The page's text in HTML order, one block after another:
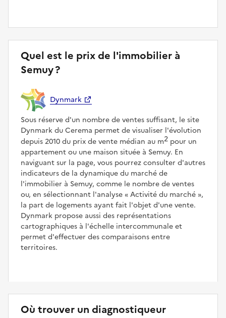
Quel est le prix de l'immobilier à
Semuy ?
Dynmark
Sous réserve d'un nombre de ventes suffisant, le site
Dynmark du Cerema permet de visualiser l'évolution
depuis 2010 du prix de vente médian au m2 pour un
appartement ou une maison située à Semuy. En
naviguant sur la page, vous pourrez consulter d'autres
indicateurs de la dynamique du marché de
l'immobilier à Semuy, comme le nombre de ventes
ou, en sélectionnant l'analyse
Activité du marché ,
la part de logements ayant fait l'objet d'une vente.
Dynmark propose aussi des représentations
cartographiques à l'échelle intercommunale et
permet d'effectuer des comparaisons entre
territoires.
Où trouver un diagnostiqueur